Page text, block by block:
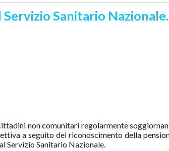
Sanitario Nazionale.
non comunitari regolarmente
a seguito del riconoscimento della
Servizio Sanitario Nazionale.